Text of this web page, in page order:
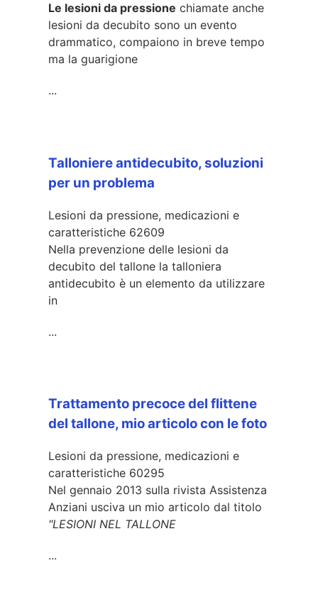
Le lesioni da pressione chiamate anche
lesioni da decubito sono un evento
drammatico, compaiono in breve tempo
ma la guarigione
...
Talloniere antidecubito, soluzioni
per un problema
Lesioni da pressione, medicazioni e
caratteristiche 62609
Nella prevenzione delle lesioni da
decubito del tallone la talloniera
antidecubito è un elemento da utilizzare
in
...
Trattamento precoce del flittene
del tallone, mio articolo con le foto
Lesioni da pressione, medicazioni e
caratteristiche 60295
Nel gennaio 2013 sulla rivista Assistenza
Anziani usciva un mio articolo dal titolo
"LESIONI NEL TALLONE
...